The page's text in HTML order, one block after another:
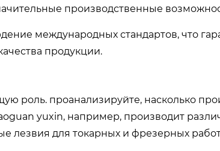
производственные
международных стандартов, что
продукции.
роль. проанализируйте, насколько
yuxin, например, производит
лезвия для токарных и фрезерных